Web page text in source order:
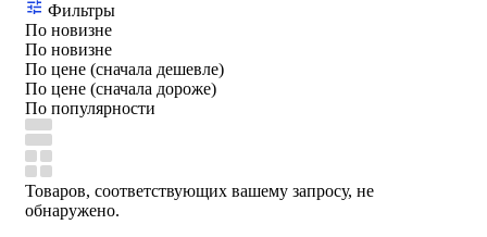
Фильтры
По новизне
По новизне
По цене (сначала дешевле)
По цене (сначала дороже)
По популярности
Товаров, соответствующих вашему запросу, не
обнаружено.